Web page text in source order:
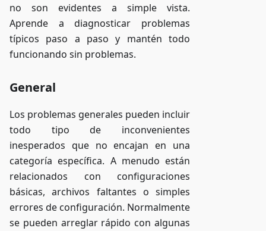
no son evidentes a simple vista.
Aprende a diagnosticar problemas
típicos paso a paso y mantén todo
funcionando sin problemas.
General
Los problemas generales pueden incluir
todo tipo de inconvenientes
inesperados que no encajan en una
categoría específica. A menudo están
relacionados con configuraciones
básicas, archivos faltantes o simples
errores de configuración. Normalmente
se pueden arreglar rápido con algunas